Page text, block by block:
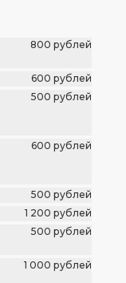
800 рублей
600 рублей
500 рублей
500 рублей
1 000 рублей
1 200 рублей
600 рублей
500 рублей